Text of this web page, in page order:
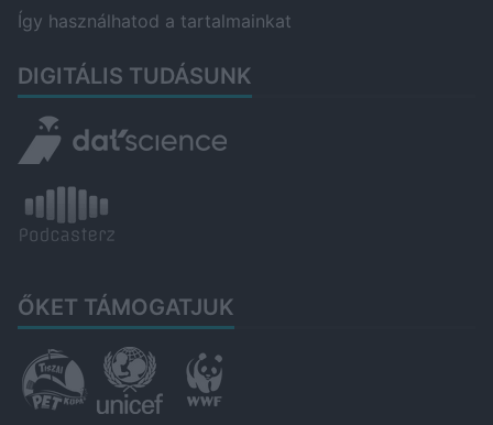
Így használhatod a tartalmainkat
DIGITÁLIS TUDÁSUNK
ŐKET TÁMOGATJUK